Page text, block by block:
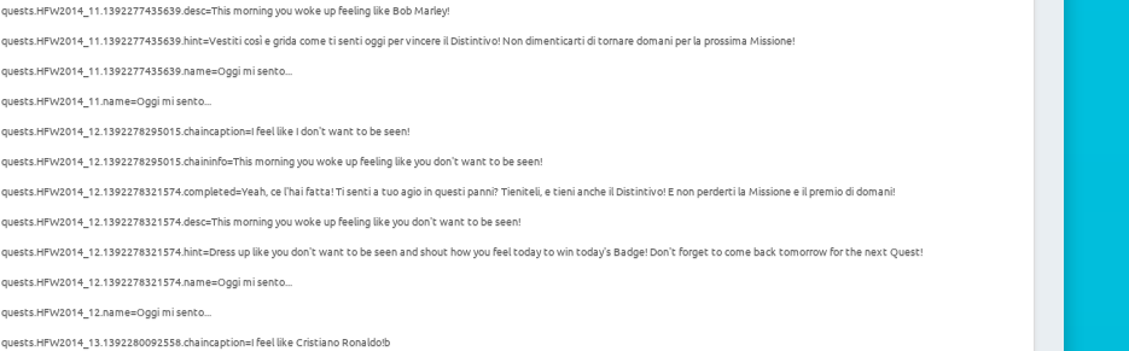
quests.HFW2014_11.1392277435639.desc=This morning you woke up feeling like Bob Marley!
quests.HFW2014_11.1392277435639.hint=Vestiti così e grida come ti senti oggi per vincere il Distintivo! Non dimenticarti di tornare domani per la prossima Missione!
quests.HFW2014_11.1392277435639.name=Oggi mi sento...
quests.HFW2014_11.name=Oggi mi sento...
quests.HFW2014_12.1392278295015.chaincaption=I feel like I don't want to be seen!
quests.HFW2014_12.1392278295015.chaininfo=This morning you woke up feeling like you don't want to be seen!
quests.HFW2014_12.1392278321574.completed=Yeah, ce l'hai fatta! Ti senti a tuo agio in questi panni? Tieniteli, e tieni anche il Distintivo! E non perderti la Missione e il premio di domani!
quests.HFW2014_12.1392278321574.desc=This morning you woke up feeling like you don't want to be seen!
quests.HFW2014_12.1392278321574.hint=Dress up like you don't want to be seen and shout how you feel today to win today's Badge! Don't forget to come back tomorrow for the next Quest!
quests.HFW2014_12.1392278321574.name=Oggi mi sento...
quests.HFW2014_12.name=Oggi mi sento...
quests.HFW2014_13.1392280092558.chaincaption=I feel like Cristiano Ronaldo!b